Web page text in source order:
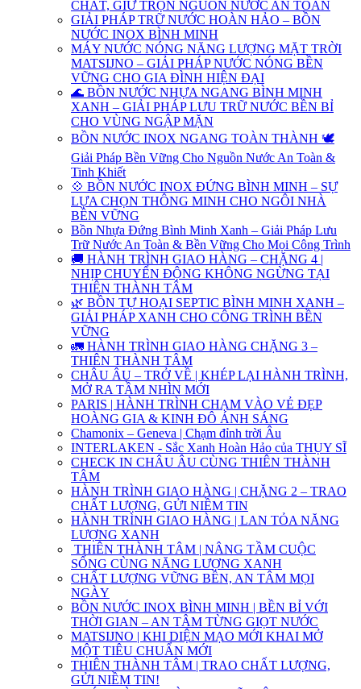
CHẤT, GIỮ TRỌN NGUỒN NƯỚC AN TOÀN
GIẢI PHÁP TRỮ NƯỚC HOÀN HẢO – BỒN
NƯỚC INOX BÌNH MINH
MÁY NƯỚC NÓNG NĂNG LƯỢNG MẶT TRỜI
MATSIJNO – GIẢI PHÁP NƯỚC NÓNG BỀN
VỮNG CHO GIA ĐÌNH HIỆN ĐẠI
🌊 BỒN NƯỚC NHỰA NGANG BÌNH MINH
XANH – GIẢI PHÁP LƯU TRỮ NƯỚC BỀN BỈ
CHO VÙNG NGẬP MẶN
BỒN NƯỚC INOX NGANG TOÀN THÀNH 🕊️
Giải Pháp Bền Vững Cho Nguồn Nước An Toàn &
Tinh Khiết
💠 BỒN NƯỚC INOX ĐỨNG BÌNH MINH – SỰ
LỰA CHỌN THÔNG MINH CHO NGÔI NHÀ
BỀN VỮNG
Bồn Nhựa Đứng Bình Minh Xanh – Giải Pháp Lưu
Trữ Nước An Toàn & Bền Vững Cho Mọi Công Trình
🚚 HÀNH TRÌNH GIAO HÀNG – CHẶNG 4 |
NHỊP CHUYỂN ĐỘNG KHÔNG NGỪNG TẠI
THIÊN THÀNH TÂM
🌿 BỒN TỰ HOẠI SEPTIC BÌNH MINH XANH –
GIẢI PHÁP XANH CHO CÔNG TRÌNH BỀN
VỮNG
🚛 HÀNH TRÌNH GIAO HÀNG CHẶNG 3 –
THIÊN THÀNH TÂM
CHÂU ÂU – TRỞ VỀ | KHÉP LẠI HÀNH TRÌNH,
MỞ RA TẦM NHÌN MỚI
PARIS | HÀNH TRÌNH CHẠM VÀO VẺ ĐẸP
HOÀNG GIA & KINH ĐÔ ÁNH SÁNG
Chamonix – Geneva | Chạm đỉnh trời Âu
INTERLAKEN - Sắc Xanh Hoàn Hảo của THỤY SĨ
CHECK IN CHÂU ÂU CÙNG THIÊN THÀNH
TÂM
HÀNH TRÌNH GIAO HÀNG | CHẶNG 2 – TRAO
CHẤT LƯỢNG, GỬI NIỀM TIN
HÀNH TRÌNH GIAO HÀNG | LAN TỎA NĂNG
LƯỢNG XANH
THIÊN THÀNH TÂM | NÂNG TẦM CUỘC
SỐNG CÙNG NĂNG LƯỢNG XANH
CHẤT LƯỢNG VỮNG BỀN, AN TÂM MỌI
NGÀY
BỒN NƯỚC INOX BÌNH MINH | BỀN BỈ VỚI
THỜI GIAN – AN TÂM TỪNG GIỌT NƯỚC
MATSIJNO | KHI DIỆN MẠO MỚI KHAI MỞ
MỘT TIÊU CHUẨN MỚI
THIÊN THÀNH TÂM | TRAO CHẤT LƯỢNG,
GỬI NIỀM TIN!